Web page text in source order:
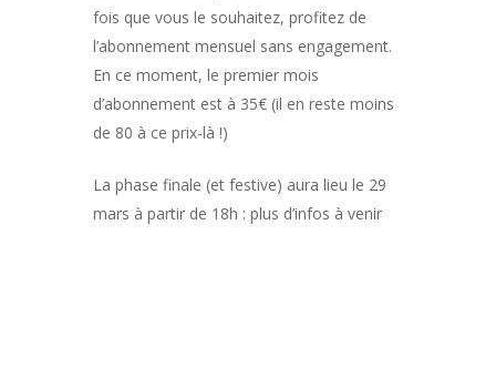
fois que vous le souhaitez, profitez de
l’abonnement mensuel sans engagement.
En ce moment, le premier mois
d’abonnement est à 35€ (il en reste moins
de 80 à ce prix-là !)
La phase finale (et festive) aura lieu le 29
mars à partir de 18h : plus d’infos à venir